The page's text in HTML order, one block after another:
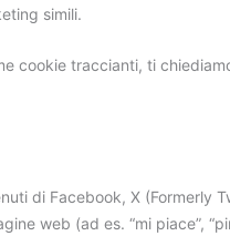
simili.
cookie traccianti, ti
di Facebook, X (Formerly
web (ad es. “mi piace”,